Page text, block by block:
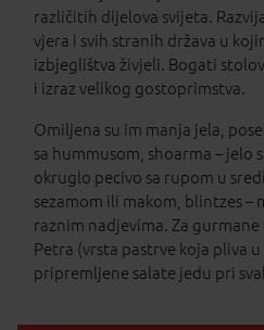
različitih dijelova svijeta.
vjera i svih stranih država u
izbjeglištva živjeli. Bogati
i izraz velikog gostoprimstva.
Omiljena su im manja jela,
sa hummusom, shoarma – jelo
okruglo pecivo sa rupom u
sezamom ili makom, blintzes –
raznim nadjevima. Za
Petra (vrsta pastrve koja pliva
pripremljene salate jedu pri